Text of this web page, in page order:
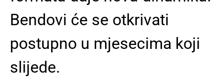
Bendovi će se otkrivati
postupno u mjesecima koji
slijede.